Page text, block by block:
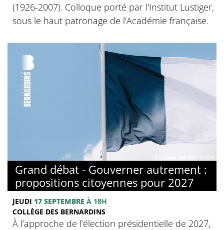
(1926-2007). Colloque porté par l'Institut Lustiger,
sous le haut patronage de l'Académie française.
Grand débat - Gouverner autrement :
propositions citoyennes pour 2027
JEUDI 17 SEPTEMBRE À 18H
COLLÈGE DES BERNARDINS
À l’approche de l’élection présidentielle de 2027,